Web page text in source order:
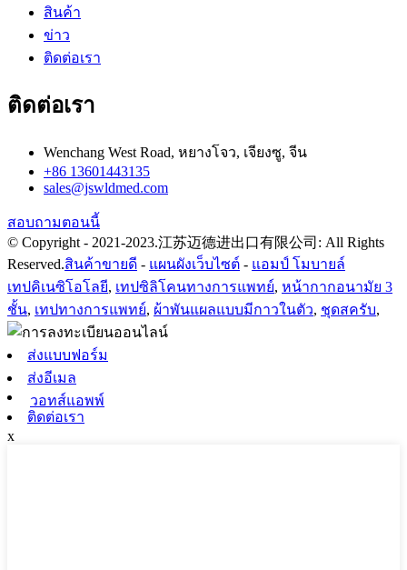
สินค้า
ข่าว
ติดต่อเรา
ติดต่อเรา
Wenchang West Road, หยางโจว, เจียงซู, จีน
+86 13601443135
sales@jswldmed.com
สอบถามตอนนี้
© Copyright - 2021-2023.江苏迈德进出口有限公司: All Rights
Reserved.สินค้าขายดี - แผนผังเว็บไซต์ - แอมป์ โมบายล์
เทปคิเนซิโอโลยี, เทปซิลิโคนทางการแพทย์, หน้ากากอนามัย 3
ชั้น, เทปทางการแพทย์, ผ้าพันแผลแบบมีกาวในตัว, ชุดสครับ,
ส่งแบบฟอร์ม
ส่งอีเมล
วอทส์แอพพ์
ติดต่อเรา
x